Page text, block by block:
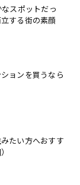
スポットだっ
する街の素顔
ョンを買うなら
たい方へおすす